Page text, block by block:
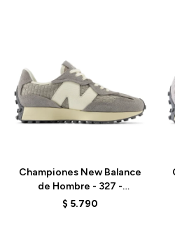
Championes New Balance
de Hombre - 327 -
U327WOC - TEAM AWAY
$ 5.790